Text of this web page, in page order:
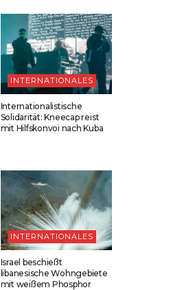
INTERNATIONALES
Internationalistische
Solidarität: Kneecap reist
mit Hilfskonvoi nach Kuba
INTERNATIONALES
Israel beschießt
libanesische Wohngebiete
mit weißem Phosphor